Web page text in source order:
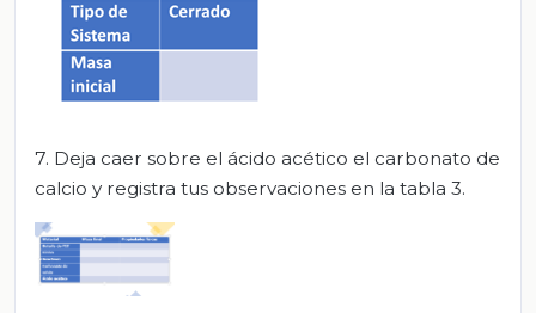
7. Deja caer sobre el ácido acético el carbonato de
calcio y registra tus observaciones en la tabla 3.